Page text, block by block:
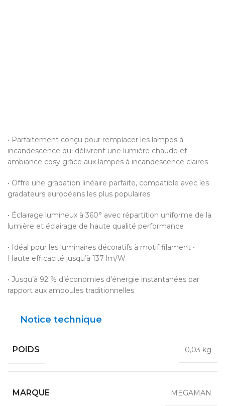
• Parfaitement conçu pour remplacer les lampes à
incandescence qui délivrent une lumière chaude et
ambiance cosy grâce aux lampes à incandescence claires
• Offre une gradation linéaire parfaite, compatible avec les
gradateurs européens les plus populaires
• Éclairage lumineux à 360° avec répartition uniforme de la
lumière et éclairage de haute qualité performance
• Idéal pour les luminaires décoratifs à motif filament •
Haute efficacité jusqu’à 137 lm/W
• Jusqu’à 92 % d’économies d’énergie instantanées par
rapport aux ampoules traditionnelles
Notice technique
POIDS 0,03 kg
MARQUE MEGAMAN